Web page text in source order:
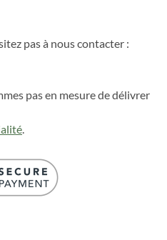
pas à nous contacter :
pas en mesure de délivrer
.